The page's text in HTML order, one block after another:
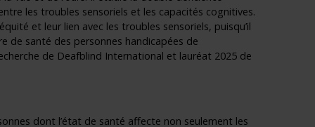
les troubles sensoriels et les capacités cognitives.
et leur lien avec les troubles sensoriels, puisqu’il
de santé des personnes handicapées de
de Deafblind International et lauréat 2025 de
dont l’état de santé affecte non seulement les